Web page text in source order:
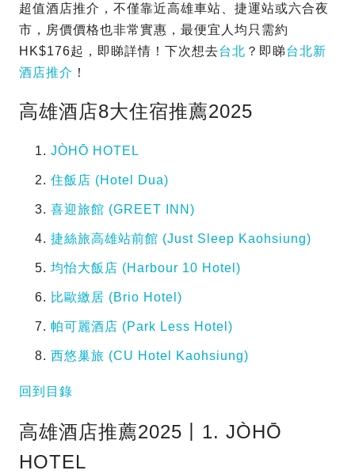
超值酒店推介，不僅靠近高雄車站、捷運站或六合夜
市，房價價格也非常實惠，最便宜人均只需約
HK$176起，即睇詳情！下次想去台北 ？即睇台北新
酒店推介 ！
高雄酒店8大住宿推薦2025
JÒHŌ HOTEL
住飯店 (Hotel Dua)
喜迎旅館 (GREET INN)
捷絲旅高雄站前館 (Just Sleep Kaohsiung)
均怡大飯店 (Harbour 10 Hotel)
比歐繳居 (Brio Hotel)
帕可麗酒店 (Park Less Hotel)
西悠巢旅 (CU Hotel Kaohsiung)
回到目錄
高雄酒店推薦2025丨1. JÒHŌ
HOTEL